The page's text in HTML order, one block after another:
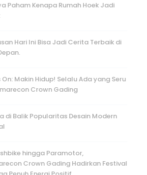
Paham Kenapa Rumah Hoek Jadi
Hari Ini Bisa Jadi Cerita Terbaik di
Makin Hidup! Selalu Ada yang Seru
Crown Gading
di Balik Popularitas Desain Modern
hingga Paramotor,
Crown Gading Hadirkan Festival